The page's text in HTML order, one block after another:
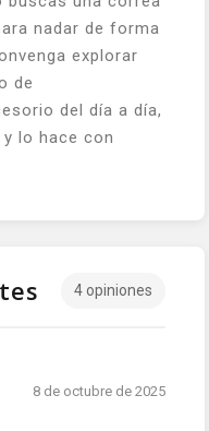
nadar de forma
explorar
de
del día a día,
lo hace con
4 opiniones
8 de octubre de 2025